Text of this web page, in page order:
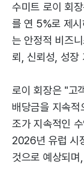
수미트 로이 회
를 연 5%로 제
는 안정적 비즈
뢰, 신뢰성, 성장
로이 회장은 "고
배당금을 지속
조가 지속적인
2026년 유럽 시
것으로 예상되